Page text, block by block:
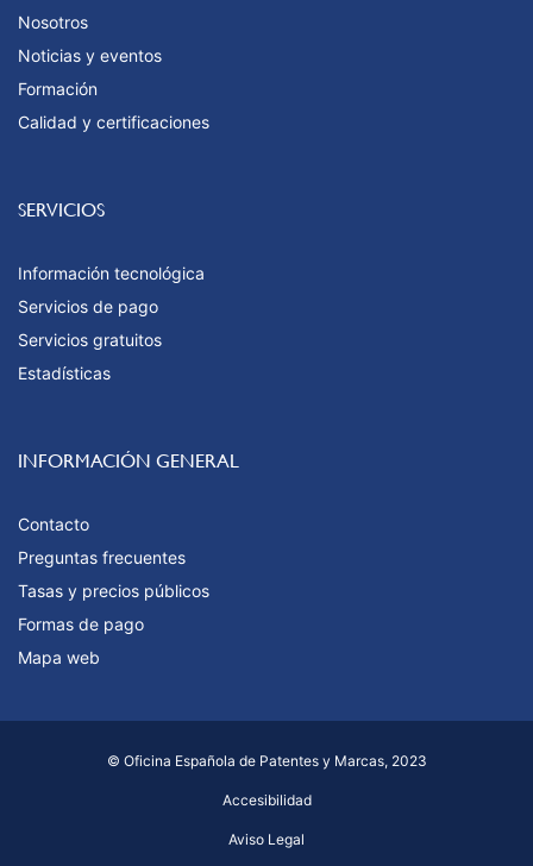
Nosotros
Noticias y eventos
Formación
Calidad y certificaciones
SERVICIOS
Información tecnológica
Servicios de pago
Servicios gratuitos
Estadísticas
INFORMACIÓN GENERAL
Contacto
Preguntas frecuentes
Tasas y precios públicos
Formas de pago
Mapa web
© Oficina Española de Patentes y Marcas, 2023
Accesibilidad
Aviso Legal